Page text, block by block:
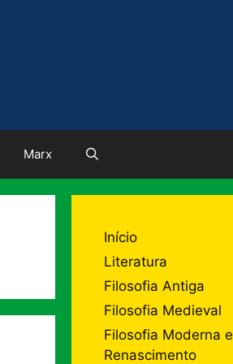
Marx
Início
Literatura
Filosofia Antiga
Filosofia Medieval
Filosofia Moderna e
Renascimento